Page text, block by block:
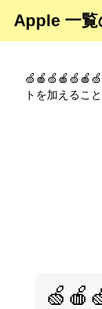
Apple 一覧
トを加えるこ